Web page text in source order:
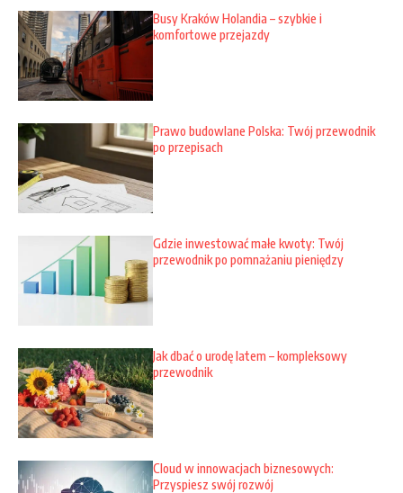
Busy Kraków Holandia – szybkie i
komfortowe przejazdy
Prawo budowlane Polska: Twój przewodnik
po przepisach
Gdzie inwestować małe kwoty: Twój
przewodnik po pomnażaniu pieniędzy
Jak dbać o urodę latem – kompleksowy
przewodnik
Cloud w innowacjach biznesowych:
Przyspiesz swój rozwój